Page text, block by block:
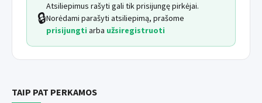
🔒
Atsiliepimus rašyti gali tik prisijungę pirkėjai.
Norėdami parašyti atsiliepimą, prašome
prisijungti arba užsiregistruoti
TAIP PAT PERKAMOS